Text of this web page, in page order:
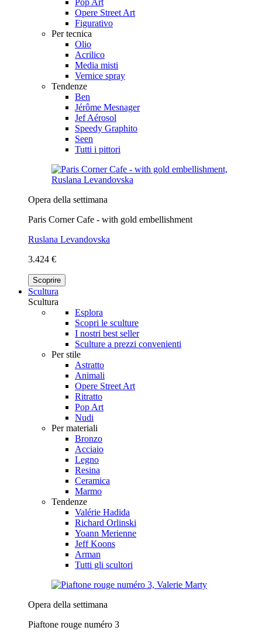
Opere Street Art
Figurativo
Per tecnica
Olio
Acrilico
Media misti
Vernice spray
Tendenze
Ben
Jérôme Mesnager
Jef Aérosol
Speedy Graphito
Seen
Tutti i pittori
Opera della settimana
Paris Corner Cafe - with gold embellishment
Ruslana Levandovska
3.424 €
Scoprire
Scultura
Scultura
Esplora
Scopri le sculture
I nostri best seller
Sculture a prezzi convenienti
Per stile
Astratto
Animali
Opere Street Art
Ritratto
Pop Art
Nudi
Per materiali
Bronzo
Acciaio
Legno
Resina
Ceramica
Marmo
Tendenze
Valérie Hadida
Richard Orlinski
Yoann Merienne
Jeff Koons
Arman
Tutti gli scultori
Opera della settimana
Piaftone rouge numéro 3